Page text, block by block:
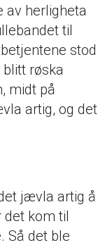
av herligheta
til
stod
røska
midt på
artig, og det
jævla artig å
det kom til
Så det ble